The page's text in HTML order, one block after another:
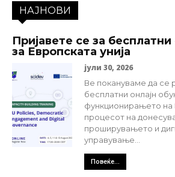
НАЈНОВИ
Пријавете се за бесплатни
за Европската унија
јули 30, 2026
Ве покануваме да се
бесплатни онлајн
функционирањето на
процесот на
проширувањето и
управување...
Повеќе...